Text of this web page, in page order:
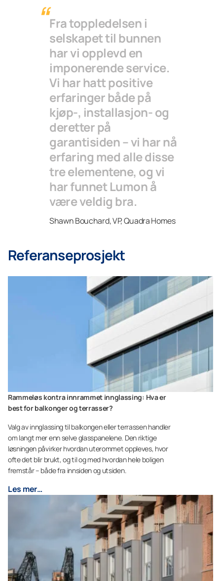
Fra toppledelsen i
selskapet til bunnen
har vi opplevd en
imponerende service.
Vi har hatt positive
erfaringer både på
kjøp-, installasjon- og
deretter på
garantisiden – vi har nå
erfaring med alle disse
tre elementene, og vi
har funnet Lumon å
være veldig bra.
Shawn Bouchard, VP, Quadra Homes
Referanseprosjekt
Rammeløs kontra innrammet innglassing: Hva er
best for balkonger og terrasser?
Valg av innglassing til balkongen eller terrassen handler
om langt mer enn selve glasspanelene. Den riktige
løsningen påvirker hvordan uterommet oppleves, hvor
ofte det blir brukt, og til og med hvordan hele boligen
fremstår – både fra innsiden og utsiden.
Les mer…